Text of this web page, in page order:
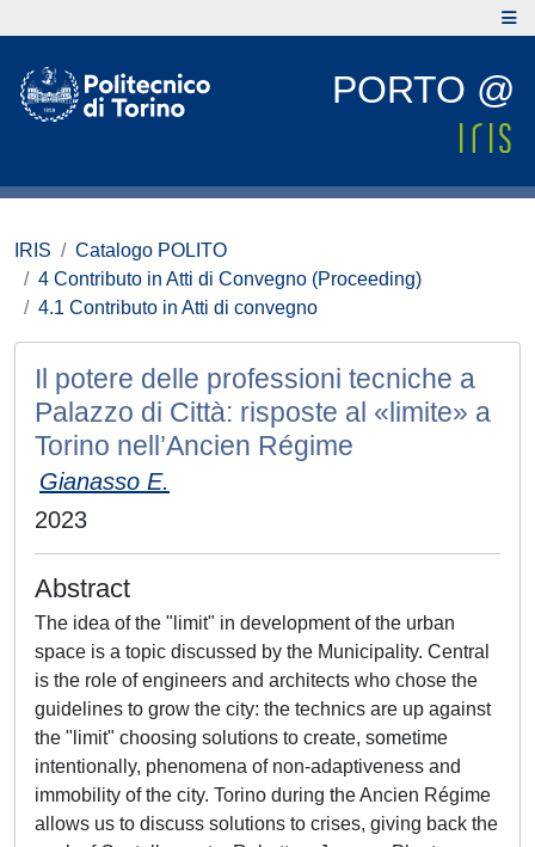
PORTO @
IRIS
Catalogo POLITO
4 Contributo in Atti di Convegno (Proceeding)
4.1 Contributo in Atti di convegno
Il potere delle professioni tecniche a
Palazzo di Città: risposte al «limite» a
Torino nell’Ancien Régime
Gianasso E.
2023
Abstract
The idea of the "limit" in development of the urban
space is a topic discussed by the Municipality. Central
is the role of engineers and architects who chose the
guidelines to grow the city: the technics are up against
the "limit" choosing solutions to create, sometime
intentionally, phenomena of non-adaptiveness and
immobility of the city. Torino during the Ancien Régime
allows us to discuss solutions to crises, giving back the